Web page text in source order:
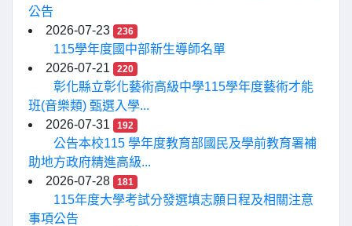
公告
2026-07-23
236
115學年度國中部新生導師名單
2026-07-21
220
彰化縣立彰化藝術高級中學115學年度藝術才能
班(音樂類) 甄選入學...
2026-07-31
192
公告本校115 學年度教育部國民及學前教育署補
助地方政府精進高級...
2026-07-28
181
115年度大學考試分發選填志願日程及相關注意
事項公告